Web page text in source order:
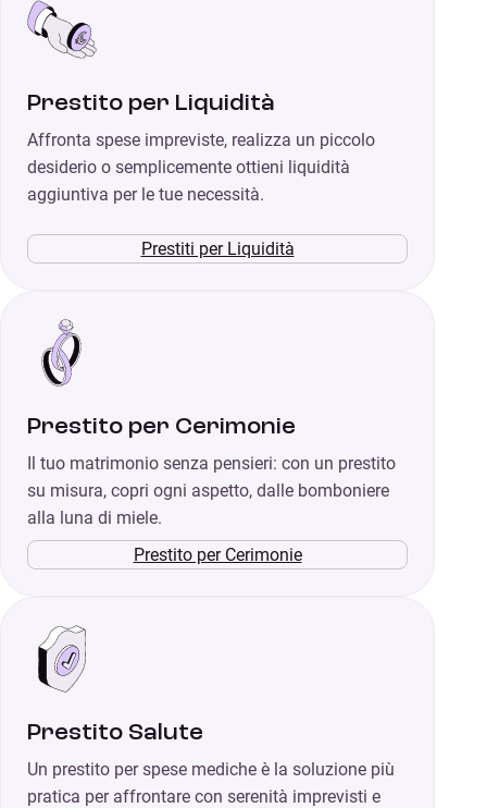
Prestito per Liquidità
Affronta spese impreviste, realizza un piccolo
desiderio o semplicemente ottieni liquidità
aggiuntiva per le tue necessità.
Prestiti per Liquidità
Prestito per Cerimonie
Il tuo matrimonio senza pensieri: con un prestito
su misura, copri ogni aspetto, dalle bomboniere
alla luna di miele.
Prestito per Cerimonie
Prestito Salute
Un prestito per spese mediche è la soluzione più
pratica per affrontare con serenità imprevisti e